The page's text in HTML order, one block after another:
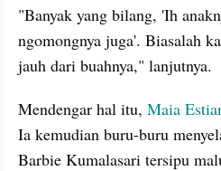
"Banyak yang bilang, 'Ih
ngomongnya juga'. Biasalah
jauh dari buahnya," lanjutnya.
Mendengar hal itu, Maia
Ia kemudian buru-buru
Barbie Kumalasari tersipu